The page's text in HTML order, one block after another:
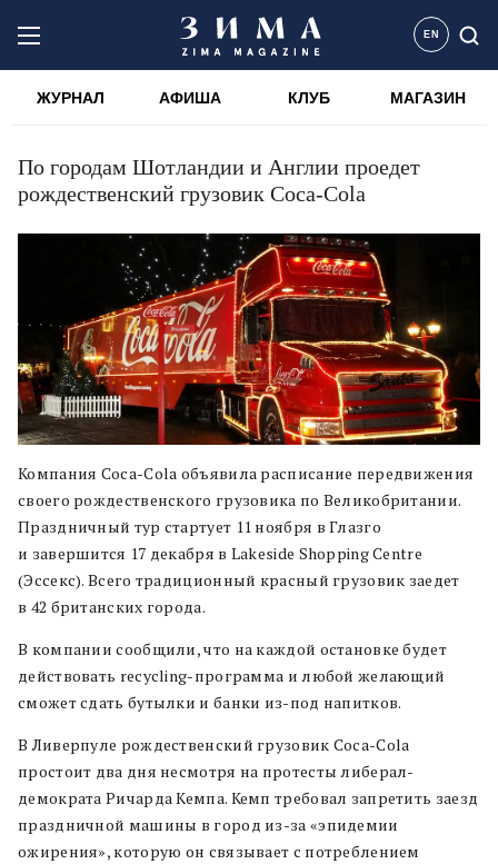
EN
ЖУРНАЛ АФИША КЛУБ МАГАЗИН
По городам Шотландии и Англии проедет
рождественский грузовик Coca-Сola
Компания Coca-Сola объявила расписание передвижения
своего рождественского грузовика по Великобритании.
Праздничный тур стартует 11 ноября в Глазго
и завершится 17 декабря в Lakeside Shopping Centre
(Эссекс). Всего традиционный красный грузовик заедет
в 42 британских города.
В компании сообщили, что на каждой остановке будет
действовать recycling-программа и любой желающий
сможет сдать бутылки и банки из-под напитков.
В Ливерпуле рождественский грузовик Coca-Сola
простоит два дня несмотря на протесты либерал-
демократа Ричарда Кемпа. Кемп требовал запретить заезд
праздничной машины в город из-за «эпидемии
ожирения», которую он связывает с потреблением